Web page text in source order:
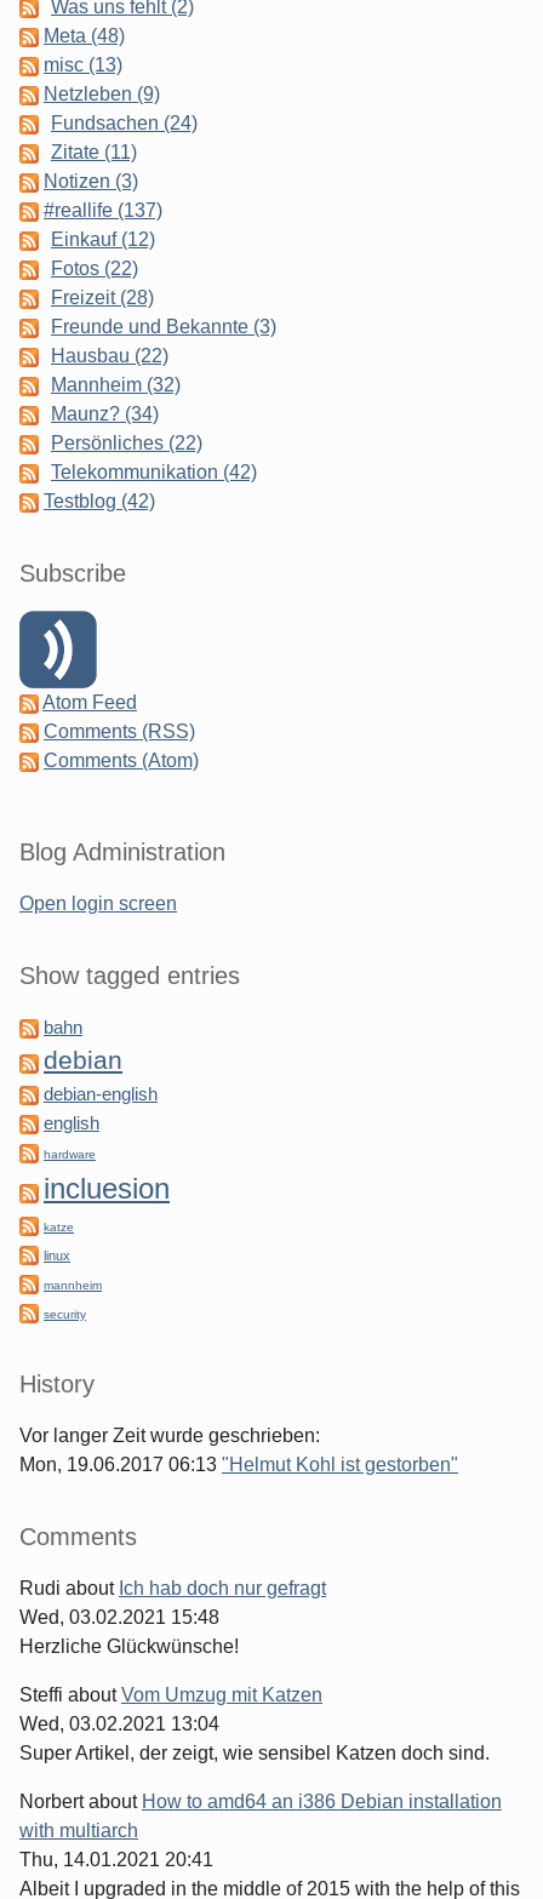
Was uns fehlt (2)
Meta (48)
misc (13)
Netzleben (9)
Fundsachen (24)
Zitate (11)
Notizen (3)
#reallife (137)
Einkauf (12)
Fotos (22)
Freizeit (28)
Freunde und Bekannte (3)
Hausbau (22)
Mannheim (32)
Maunz? (34)
Persönliches (22)
Telekommunikation (42)
Testblog (42)
Subscribe
Atom Feed
Comments (RSS)
Comments (Atom)
Blog Administration
Open login screen
Show tagged entries
bahn
debian
debian-english
english
hardware
incluesion
katze
linux
mannheim
security
History
Vor langer Zeit wurde geschrieben:
Mon, 19.06.2017 06:13 "Helmut Kohl ist gestorben"
Comments
Rudi about Ich hab doch nur gefragt
Wed, 03.02.2021 15:48
Herzliche Glückwünsche!
Steffi aboutVom Umzug mit Katzen
Wed, 03.02.2021 13:04
Super Artikel, der zeigt, wie sensibel Katzen doch sind.
Norbertabout How to amd64 an i386 Debian installation
with multiarch
Thu, 14.01.2021 20:41
Albeit I upgraded in the middle of 2015 with the help of this